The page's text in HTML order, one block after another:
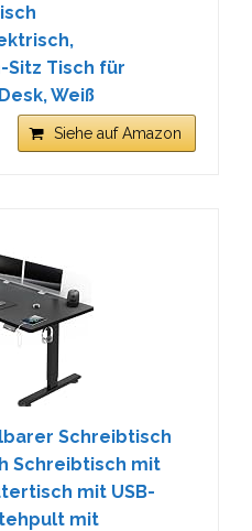
Sitz Tisch für
Weiß
Siehe auf Amazon
Schreibtisch
Schreibtisch mit
mit USB-
mit